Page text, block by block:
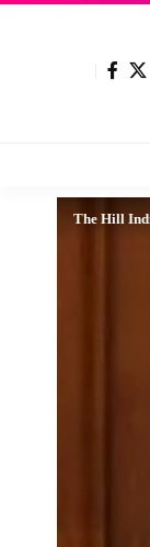
The Hill